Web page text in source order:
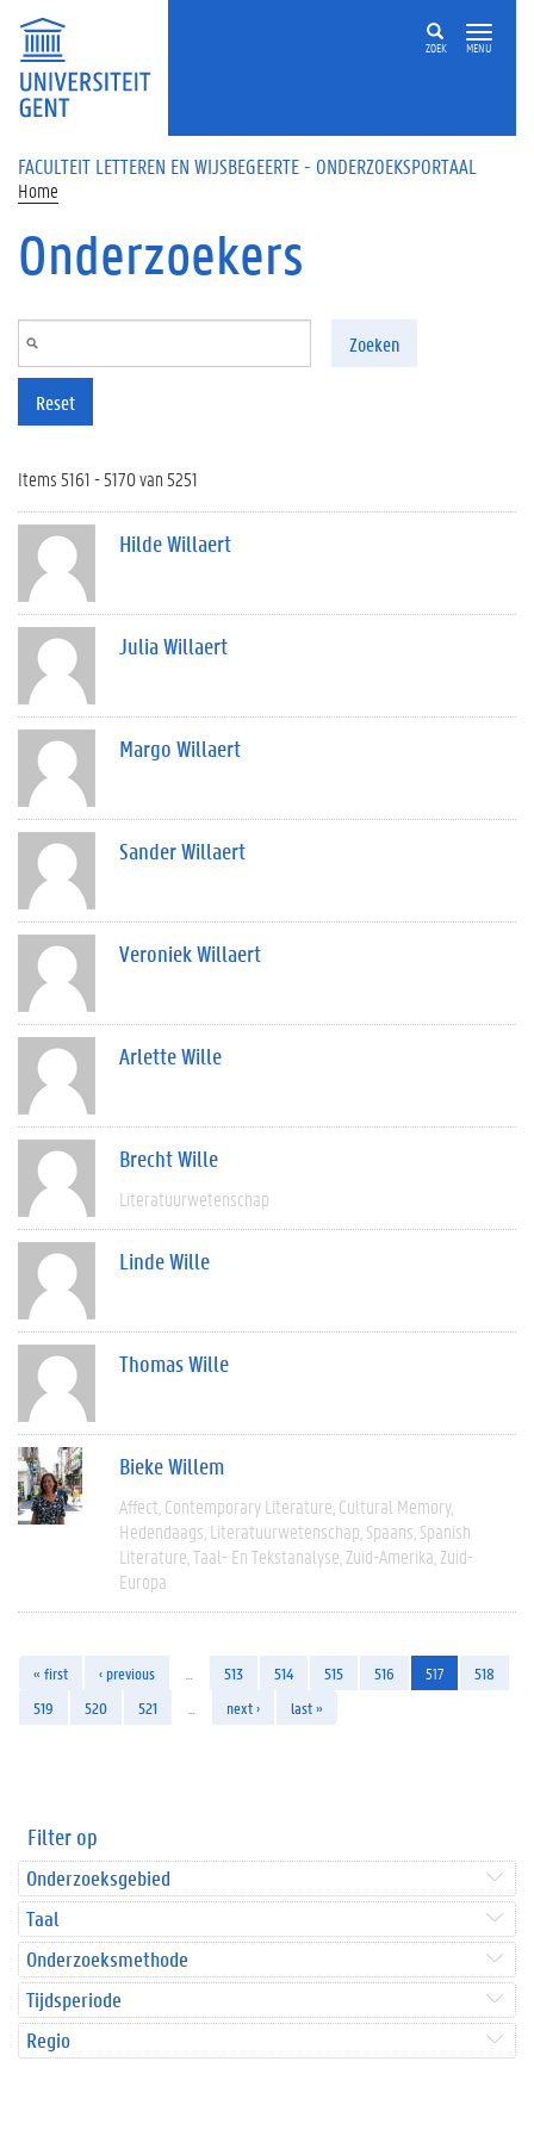
Overslaan en naar de inhoud gaan
ZOEK MENU
FACULTEIT LETTEREN EN WIJSBEGEERTE - ONDERZOEKSPORTAAL
Home
Onderzoekers
Zoeken
Reset
Items 5161 - 5170 van 5251
Hilde Willaert
Julia Willaert
Margo Willaert
Sander Willaert
Veroniek Willaert
Arlette Wille
Brecht Wille
Literatuurwetenschap
Linde Wille
Thomas Wille
Bieke Willem
Affect Contemporary Literature Cultural Memory
Hedendaags Literatuurwetenschap Spaans Spanish
Literature Taal- En Tekstanalyse Zuid-Amerika Zuid-
Europa
« first ‹ previous 513 514 515 516 517
518
519
520 521 next › last »
Filter op
Onderzoeksgebied
Taal
Onderzoeksmethode
Tijdsperiode
Regio